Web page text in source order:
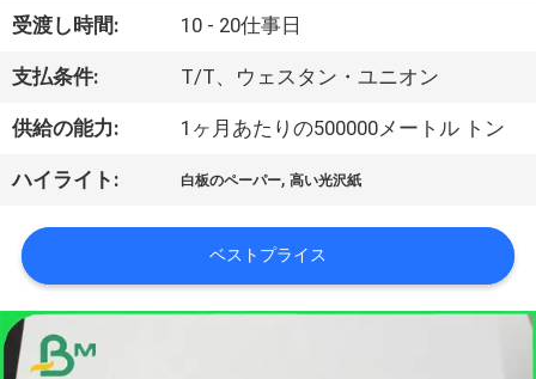
い
て
工
ツ
ア
ー
受渡し時間: 10 - 20仕事日
支払条件: T/T、ウェスタン・ユニオン
供給の能力: 1ヶ月あたりの500000メートル トン
ハイライト: 白板のペーパー,高い光沢紙
ベストプライス